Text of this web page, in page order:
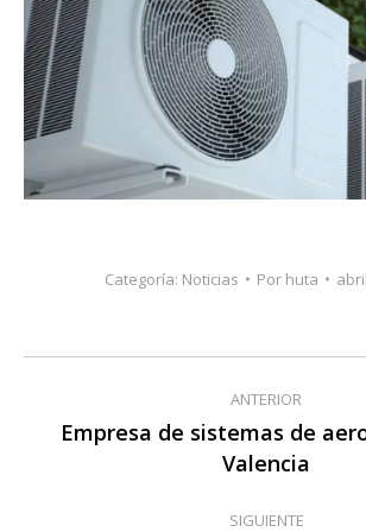
Categoría: Noticias Por huta
Navegación
entre
publicaciones
ANTERIOR
Publicación
anterior:
Empresa de sistemas de
Valencia
SIGUIENTE